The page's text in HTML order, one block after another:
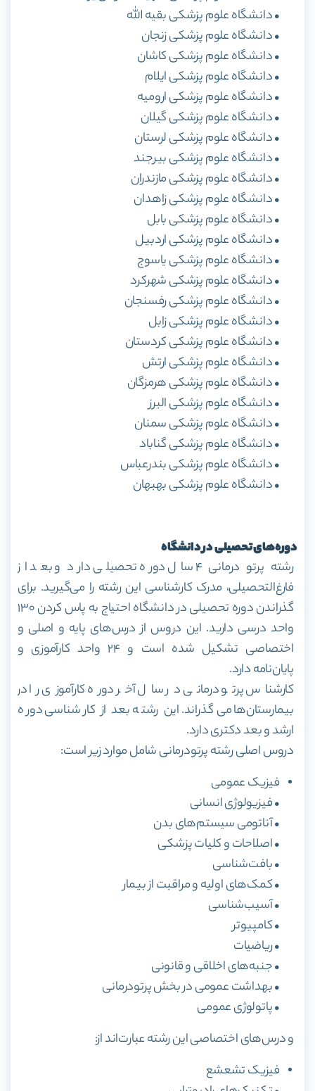
• دانشگاه علوم پزشکی بقیه الله
• دانشگاه علوم پزشکی زنجان
• دانشگاه علوم پزشکی کاشان
• دانشگاه علوم پزشکی ایلام
• دانشگاه علوم پزشکی ارومیه
• دانشگاه علوم پزشکی گیلان
• دانشگاه علوم پزشکی لرستان
• دانشگاه علوم پزشکی بیرجند
• دانشگاه علوم پزشکی مازندران
• دانشگاه علوم پزشکی زاهدان
• دانشگاه علوم پزشکی بابل
• دانشگاه علوم پزشکی اردبیل
• دانشگاه علوم پزشکی یاسوج
• دانشگاه علوم پزشکی شهرکرد
• دانشگاه علوم پزشکی رفسنجان
• دانشگاه علوم پزشکی زابل
• دانشگاه علوم پزشکی کردستان
• دانشگاه علوم پزشکی ارتش
• دانشگاه علوم پزشکی هرمزگان
• دانشگاه علوم پزشکی البرز
• دانشگاه علوم پزشکی سمنان
• دانشگاه علوم پزشکی گناباد
• دانشگاه علوم پزشکی بندرعباس
• دانشگاه علوم پزشکی بهبهان
دوره‌های تحصیلی در دانشگاه
رشته پرتو درمانی ۴ سال دوره تحصیلی دارد و بعد از
فارغ‌التحصیلی، مدرک کارشناسی این رشته را می‌گیرید. برای
گذراندن دوره تحصیلی در دانشگاه احتیاج به پاس کردن ۱۳۰
واحد درسی دارید. این دروس از درس‌های پایه و اصلی و
اختصاصی تشکیل شده است و ۲۴ واحد کارآموزی و
پایان‌نامه دارد.
کارشناس پرتو درمانی در سال آخر دوره کارآموزی را در
بیمارستان‌ها می‌گذراند. این رشته بعد از کارشناسی دوره
ارشد و بعد دکتری دارد.
دروس اصلی رشته پرتودرمانی شامل موارد زیر است:
فیزیک عمومی
• فیزیولوژی انسانی
• آناتومی سیستم‌های بدن
• اصلاحات و کلیات پزشکی
• بافت‌شناسی
• کمک‌های اولیه و مراقبت از بیمار
• آسیب‌شناسی
• کامپیوتر
• ریاضیات
• جنبه‌های اخلاقی و قانونی
• بهداشت عمومی در بخش پرتودرمانی
• پاتولوژی عمومی
و درس‌های اختصاصی این رشته عبارت‌اند از:
فیزیک تشعشع